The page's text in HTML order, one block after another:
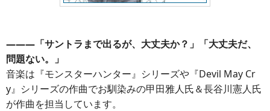
―――「サントラまで出るが、大丈夫か？」「大丈夫だ、
問題ない。」
音楽は『モンスターハンター』シリーズや『Devil May Cr
y』シリーズの作曲でお馴染みの甲田雅人氏＆長谷川憲人氏
が作曲を担当しています。